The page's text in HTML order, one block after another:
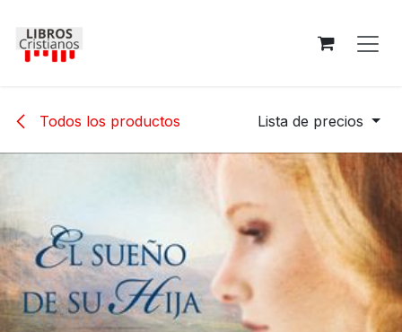
Todos los productos Lista de precios